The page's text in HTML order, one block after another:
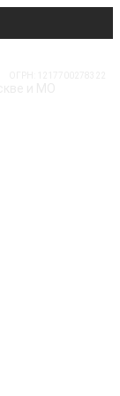
и МО